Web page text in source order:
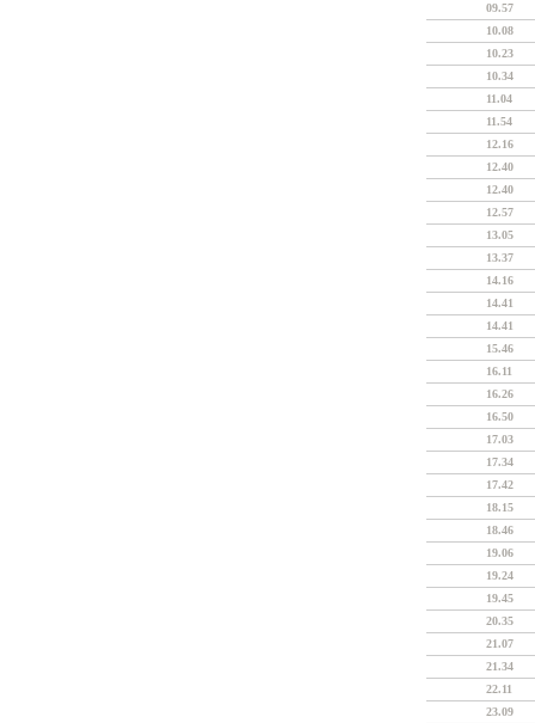
09.57
10.08
10.23
10.34
11.04
11.54
12.16
12.40
12.40
12.57
13.05
13.37
14.16
14.41
14.41
15.46
16.11
16.26
16.50
17.03
17.34
17.42
18.15
18.46
19.06
19.24
19.45
20.35
21.07
21.34
22.11
23.09